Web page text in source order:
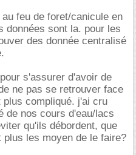
feu de foret/canicule en
données sont la. pour les
des donnée centralisé
s'assurer d'avoir de
ne pas se retrouver face
compliqué. j'ai cru
de nos cours d'eau/lacs
qu'ils débordent, que
les moyen de le faire?